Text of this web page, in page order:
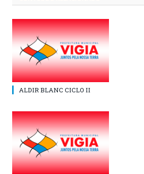
ALDIR BLANC CICLO II